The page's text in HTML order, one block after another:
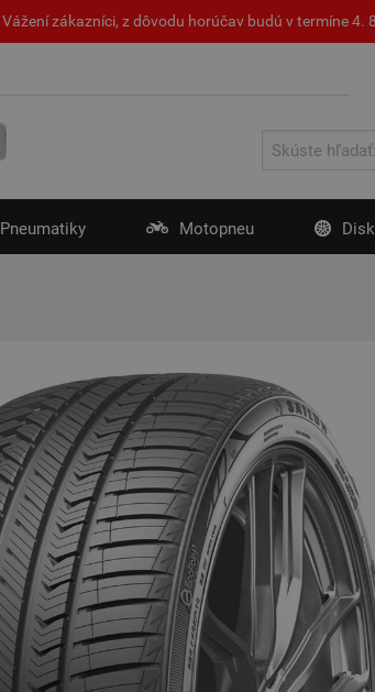
Vážení zákazníci, z dôvodu horúčav budú v termíne 4.
Pneumatiky Motopneu